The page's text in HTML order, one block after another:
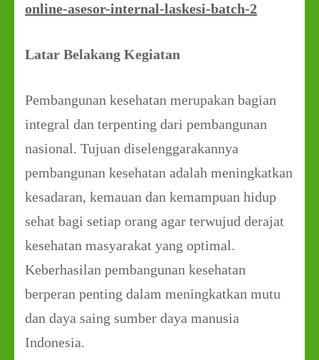
online-asesor-internal-laskesi-batch-2
Latar Belakang Kegiatan
Pembangunan kesehatan merupakan bagian
integral dan terpenting dari pembangunan
nasional. Tujuan diselenggarakannya
pembangunan kesehatan adalah meningkatkan
kesadaran, kemauan dan kemampuan hidup
sehat bagi setiap orang agar terwujud derajat
kesehatan masyarakat yang optimal.
Keberhasilan pembangunan kesehatan
berperan penting dalam meningkatkan mutu
dan daya saing sumber daya manusia
Indonesia.